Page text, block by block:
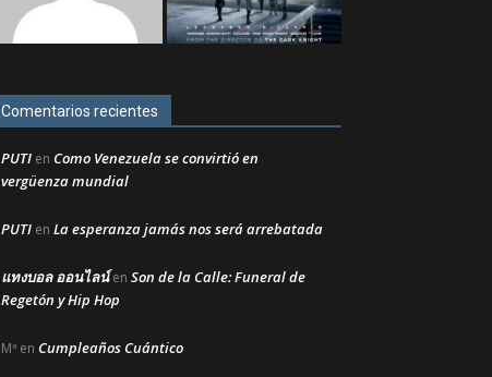
Comentarios recientes
PUTI en Como Venezuela se convirtió en
vergüenza mundial
PUTI en La esperanza jamás nos será arrebatada
แทงบอล ออนไลน์en Son de la Calle: Funeral de
Regetón y Hip Hop
Mª en Cumpleaños Cuántico